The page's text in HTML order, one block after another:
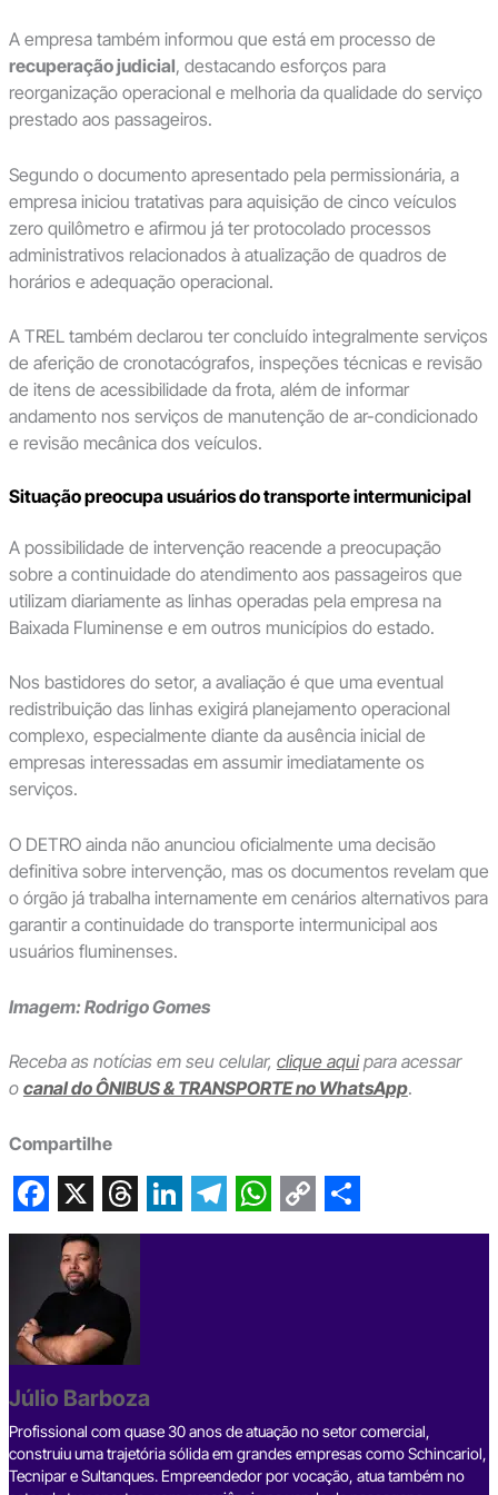
A empresa também informou que está em processo de
recuperação judicial, destacando esforços para
reorganização operacional e melhoria da qualidade do serviço
prestado aos passageiros.
Segundo o documento apresentado pela permissionária, a
empresa iniciou tratativas para aquisição de cinco veículos
zero quilômetro e afirmou já ter protocolado processos
administrativos relacionados à atualização de quadros de
horários e adequação operacional.
A TREL também declarou ter concluído integralmente serviços
de aferição de cronotacógrafos, inspeções técnicas e revisão
de itens de acessibilidade da frota, além de informar
andamento nos serviços de manutenção de ar-condicionado
e revisão mecânica dos veículos.
Situação preocupa usuários do transporte intermunicipal
A possibilidade de intervenção reacende a preocupação
sobre a continuidade do atendimento aos passageiros que
utilizam diariamente as linhas operadas pela empresa na
Baixada Fluminense e em outros municípios do estado.
Nos bastidores do setor, a avaliação é que uma eventual
redistribuição das linhas exigirá planejamento operacional
complexo, especialmente diante da ausência inicial de
empresas interessadas em assumir imediatamente os
serviços.
O DETRO ainda não anunciou oficialmente uma decisão
definitiva sobre intervenção, mas os documentos revelam que
o órgão já trabalha internamente em cenários alternativos para
garantir a continuidade do transporte intermunicipal aos
usuários fluminenses.
Imagem: Rodrigo Gomes
Receba as notícias em seu celular, clique aquipara acessar
o canal do ÔNIBUS & TRANSPORTE no WhatsApp.
Compartilhe
F
e
b
o
o
k
X T
h
r
e
a
d
s
L
d
I
n
T
a
m
W
p
p
C
n
k
S
Júlio Barboza
Profissional com quase 30 anos de atuação no setor comercial,
construiu uma trajetória sólida em grandes empresas como Schincariol,
Tecnipar e Sultanques. Empreendedor por vocação, atua também no